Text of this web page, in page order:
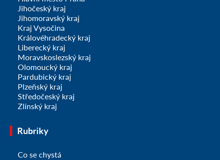
Jihočeský kraj
Jihomoravský kraj
Kraj Vysočina
Královéhradecký kraj
Liberecký kraj
Moravskoslezský kraj
Olomoucký kraj
Pardubický kraj
Plzeňský kraj
Středočeský kraj
Zlínský kraj
Rubriky
Co se chystá